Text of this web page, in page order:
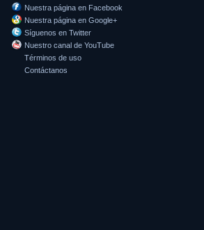
Nuestra página en Facebook
Nuestra página en Google+
Síguenos en Twitter
Nuestro canal de YouTube
Términos de uso
Contáctanos